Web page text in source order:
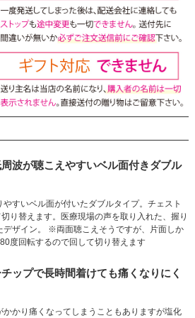
波が聴こえやすいベル面付きダブル
すいベル面が付いたダブルタイプ。チェスト
り替えます。医療現場の声を取り入れた、握り
デザイン。 ※両面聴こえそうですが、片面しか
度回転するので回して切り替えます
ップで長時間着けても痛くなりにく
かり痛くなってしまうこともありますが塩化